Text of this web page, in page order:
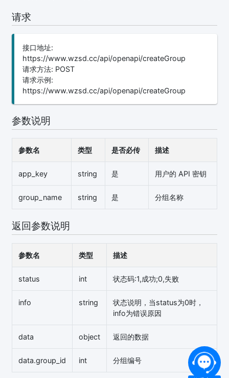
请求
接口地址:
https://www.wzsd.cc/api/openapi/createGroup
请求方法: POST
请求示例:
https://www.wzsd.cc/api/openapi/createGroup
参数说明
参数名 类型 是否必传 描述
app_key string 是 用户的 API 密钥
group_name string 是 分组名称
返回参数说明
参数名 类型 描述
status int 状态码:1,成功;0,失败
info string
状态说明，当status为0时，
info为错误原因
data object 返回的数据
data.group_id int 分组编号